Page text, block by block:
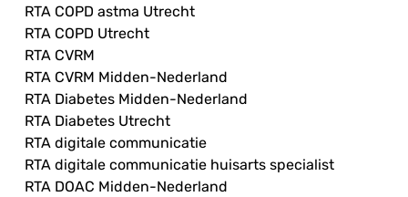
RTA COPD astma Utrecht
RTA COPD Utrecht
RTA CVRM
RTA CVRM Midden-Nederland
RTA Diabetes Midden-Nederland
RTA Diabetes Utrecht
RTA digitale communicatie
RTA digitale communicatie huisarts specialist
RTA DOAC Midden-Nederland